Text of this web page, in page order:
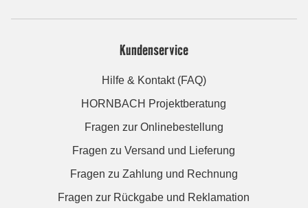
Kundenservice
Hilfe & Kontakt (FAQ)
HORNBACH Projektberatung
Fragen zur Onlinebestellung
Fragen zu Versand und Lieferung
Fragen zu Zahlung und Rechnung
Fragen zur Rückgabe und Reklamation